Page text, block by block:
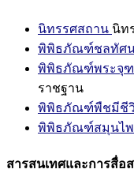
นิทรรศสถาน นิท
พิพิธภัณฑ์ชลทัศ
พิพิธภัณฑ์พระจุฑ
ราชฐาน
พิพิธภัณฑ์พืชมีชี
พิพิธภัณฑ์สมุนไพ
สารสนเทศและการสื่อ